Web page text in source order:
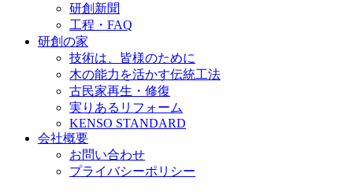
研創新聞
工程・FAQ
研創の家
技術は、皆様のために
木の能力を活かす伝統工法
古民家再生・修復
実りあるリフォーム
KENSO STANDARD
会社概要
お問い合わせ
プライバシーポリシー